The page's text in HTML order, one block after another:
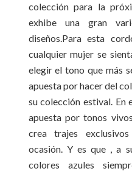
colección para la
exhibe una gran
diseños.Para esta
cualquier mujer se
elegir el tono que más
apuesta por hacer del
su colección estival. En
apuesta por tonos
crea trajes
ocasión. Y es que , a
colores azules